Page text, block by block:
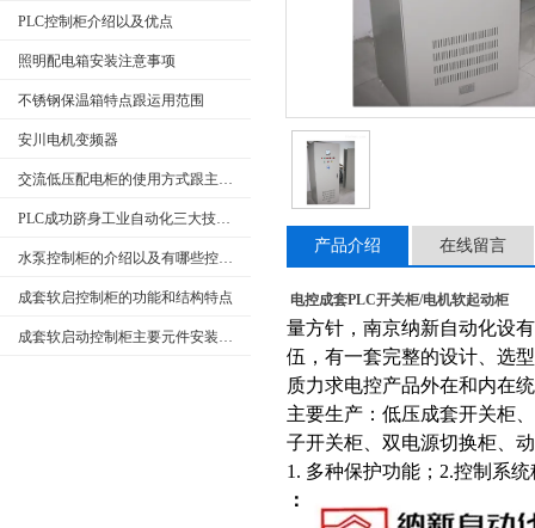
PLC控制柜介绍以及优点
照明配电箱安装注意事项
不锈钢保温箱特点跟运用范围
安川电机变频器
交流低压配电柜的使用方式跟主要特点
PLC成功跻身工业自动化三大技术支柱
水泵控制柜的介绍以及有哪些控制类型
成套软启控制柜的功能和结构特点
成套软启动控制柜主要元件安装要求和在生产中的应用
产品介绍 在线留言
电控成套PLC开关柜/电机软起动柜
量方针， 南京纳新自动化设
伍，有一套完整的设计、选
质力求电控产品外在和内在
主要生产：低压成套开关柜
子开关柜、双电源切换柜、
1. 多种保护功能；2.控制系
：